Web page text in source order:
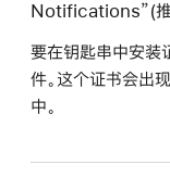
Notifications”(推
要在钥匙串中安装
件。这个证书会出
中。